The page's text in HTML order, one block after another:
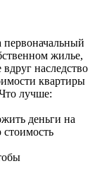
первоначальный
жилье,
наследство
квартиры
лучше:
деньги на
стоимость